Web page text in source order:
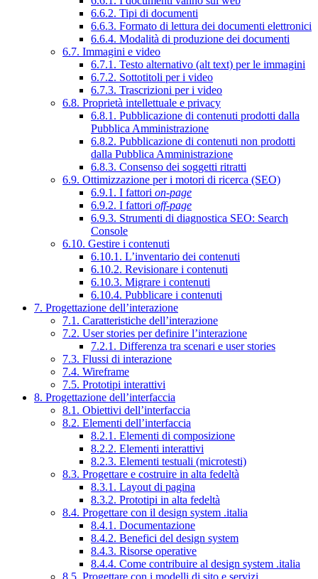
6.6.2. Tipi di documenti
6.6.3. Formato di lettura dei documenti elettronici
6.6.4. Modalità di produzione dei documenti
6.7. Immagini e video
6.7.1. Testo alternativo (alt text) per le immagini
6.7.2. Sottotitoli per i video
6.7.3. Trascrizioni per i video
6.8. Proprietà intellettuale e privacy
6.8.1. Pubblicazione di contenuti prodotti dalla
Pubblica Amministrazione
6.8.2. Pubblicazione di contenuti non prodotti
dalla Pubblica Amministrazione
6.8.3. Consenso dei soggetti ritratti
6.9. Ottimizzazione per i motori di ricerca (SEO)
6.9.1. I fattori on-page
6.9.2. I fattori off-page
6.9.3. Strumenti di diagnostica SEO: Search
Console
6.10. Gestire i contenuti
6.10.1. L’inventario dei contenuti
6.10.2. Revisionare i contenuti
6.10.3. Migrare i contenuti
6.10.4. Pubblicare i contenuti
7. Progettazione dell’interazione
7.1. Caratteristiche dell’interazione
7.2. User stories per definire l’interazione
7.2.1. Differenza tra scenari e user stories
7.3. Flussi di interazione
7.4. Wireframe
7.5. Prototipi interattivi
8. Progettazione dell’interfaccia
8.1. Obiettivi dell’interfaccia
8.2. Elementi dell’interfaccia
8.2.1. Elementi di composizione
8.2.2. Elementi interattivi
8.2.3. Elementi testuali (microtesti)
8.3. Progettare e costruire in alta fedeltà
8.3.1. Layout di pagina
8.3.2. Prototipi in alta fedeltà
8.4. Progettare con il design system .italia
8.4.1. Documentazione
8.4.2. Benefici del design system
8.4.3. Risorse operative
8.4.4. Come contribuire al design system .italia
8.5. Progettare con i modelli di sito e servizi